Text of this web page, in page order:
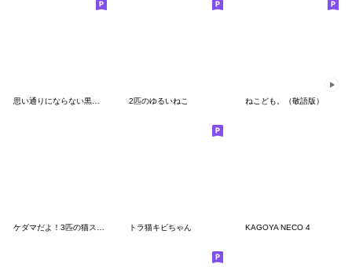
2匹のゆるいねこ ねこども。（敬語版）
ケダマだよ！3匹の猫スタンプがでたよー！ トラ猫キビちゃん KAGOYA NECO 4